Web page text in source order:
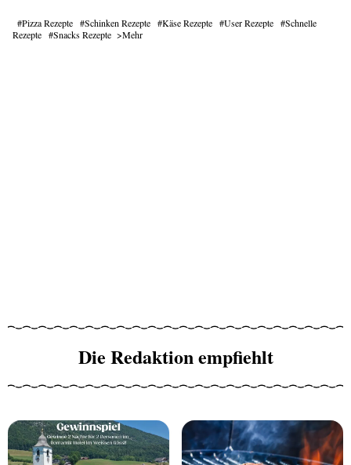
Pizza Rezepte Schinken Rezepte Käse Rezepte User Rezepte
Schnelle
Rezepte
Snacks Rezepte Mehr
Die Redaktion empfiehlt